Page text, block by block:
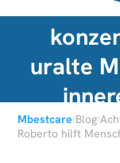
uralte
Mbestcare›Blog›
Roberto hilft